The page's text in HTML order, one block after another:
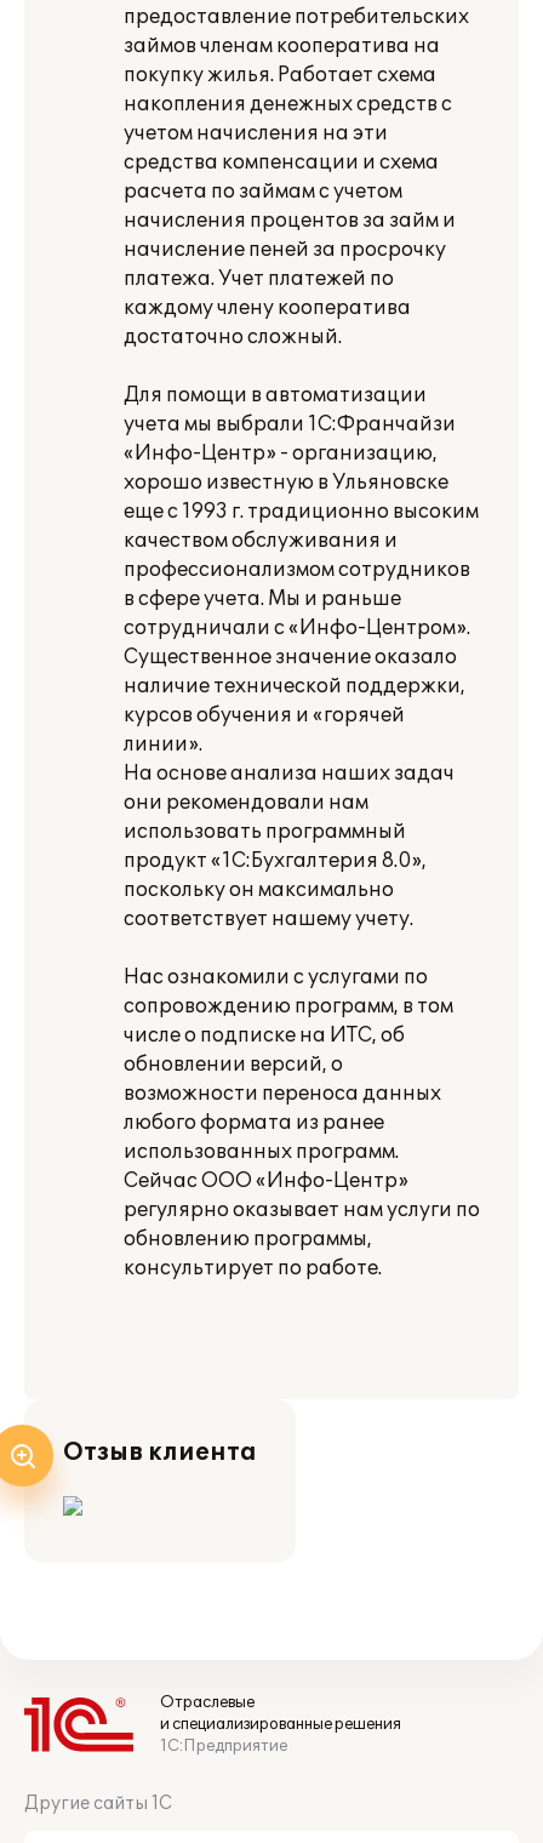
предоставление потребительских
займов членам кооператива на
покупку жилья. Работает схема
накопления денежных средств с
учетом начисления на эти
средства компенсации и схема
расчета по займам с учетом
начисления процентов за займ и
начисление пеней за просрочку
платежа. Учет платежей по
каждому члену кооператива
достаточно сложный.
Для помощи в автоматизации
учета мы выбрали 1С:Франчайзи
«Инфо-Центр» - организацию,
хорошо известную в Ульяновске
еще с 1993 г. традиционно высоким
качеством обслуживания и
профессионализмом сотрудников
в сфере учета. Мы и раньше
сотрудничали с «Инфо-Центром».
Существенное значение оказало
наличие технической поддержки,
курсов обучения и «горячей
линии».
На основе анализа наших задач
они рекомендовали нам
использовать программный
продукт «1С:Бухгалтерия 8.0»,
поскольку он максимально
соответствует нашему учету.
Нас ознакомили с услугами по
сопровождению программ, в том
числе о подписке на ИТС, об
обновлении версий, о
возможности переноса данных
любого формата из ранее
использованных программ.
Сейчас ООО «Инфо-Центр»
регулярно оказывает нам услуги по
обновлению программы,
консультирует по работе.
Отзыв клиента
Отраслевые
и специализированные решения
1С:Предприятие
Другие сайты 1С